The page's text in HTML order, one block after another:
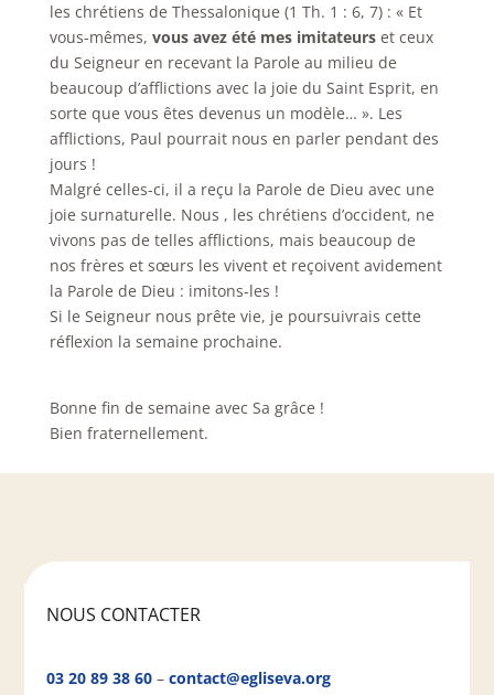
les chrétiens de Thessalonique (1 Th. 1 : 6, 7) : « Et
vous-mêmes, vous avez été mes imitateurset ceux
du Seigneur en recevant la Parole au milieu de
beaucoup d’afflictions avec la joie du Saint Esprit, en
sorte que vous êtes devenus un modèle… ». Les
afflictions, Paul pourrait nous en parler pendant des
jours !
Malgré celles-ci, il a reçu la Parole de Dieu avec une
joie surnaturelle. Nous , les chrétiens d’occident, ne
vivons pas de telles afflictions, mais beaucoup de
nos frères et sœurs les vivent et reçoivent avidement
la Parole de Dieu : imitons-les !
Si le Seigneur nous prête vie, je poursuivrais cette
réflexion la semaine prochaine.
Bonne fin de semaine avec Sa grâce !
Bien fraternellement.
NOUS CONTACTER
03 20 89 38 60–contact@egliseva.org